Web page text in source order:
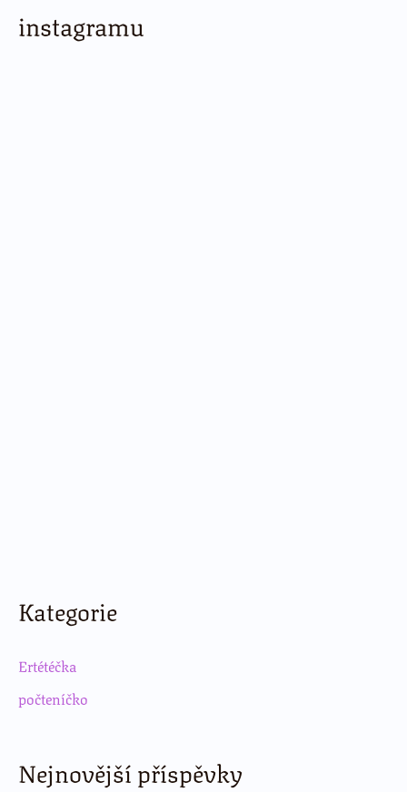
instagramu
Kategorie
Ertétéčka
počteníčko
Nejnovější příspěvky